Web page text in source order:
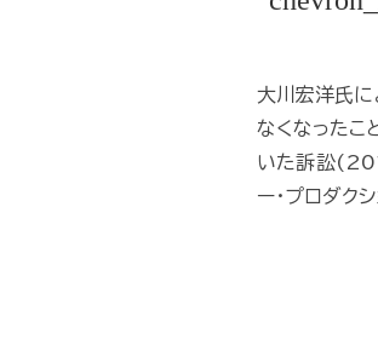
大川宏洋氏に
なくなったこ
いた訴訟
ー・プロダク